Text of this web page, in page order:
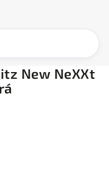
New NeXXt